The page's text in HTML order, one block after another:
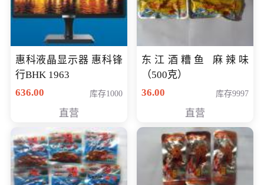
惠科液晶显示器 惠科锋
行BHK 1963
636.00
库存1000
直营
东江酒糟鱼 麻辣味
（500克）
36.00
库存9997
直营